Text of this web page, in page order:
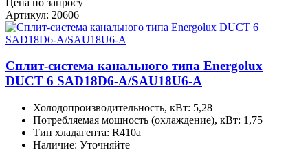
Артикул: 20606
Сплит-система канального типа Energolux
DUCT 6 SAD18D6-A/SAU18U6-A
Холодопроизводительность, кВт: 5,28
Потребляемая мощность (охлаждение), кВт: 1,75
Тип хладагента: R410a
Наличие: Уточняйте